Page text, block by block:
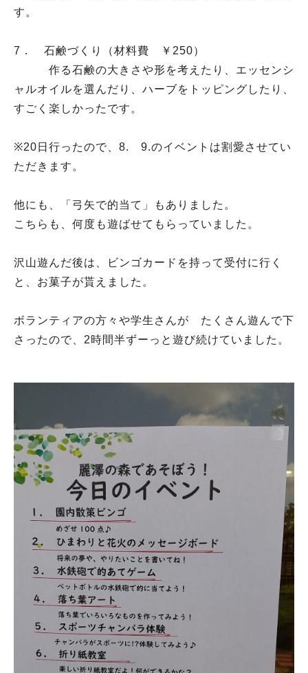
す。
7． 石鹸づくり（材料費 ￥250）
作る石鹸の大きさや形を考えたり、エッセンシ
ャルオイルを選んだり、ハーブをトッピングしたり、
すごく楽しかったです。
※20日行ったので、8. 9.のイベントは割愛させてい
ただきます。
他にも、「弓矢で的当て」もありました。
こちらも、何度も遊ばせてもらっていました。
沢山遊んだ後は、ビンゴカードを持って受付に行く
と、お菓子が貰えました。
ボランティアの方々や学生さんが たくさん遊んで下
さったので、2時間半ずーっと遊び続けていました。